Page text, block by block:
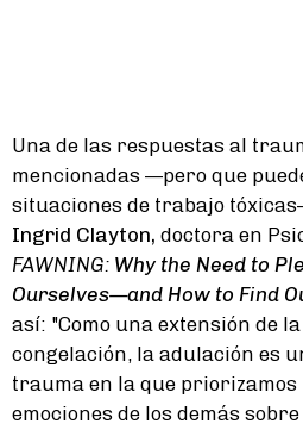
Una de las respuestas al
mencionadas —pero que
situaciones de trabajo
Ingrid Clayton, doctora en
FAWNING: Why the Need to
Ourselves—and How to Find
así: "Como una extensión de
congelación, la adulación es
trauma en la que priorizamos
emociones de los demás